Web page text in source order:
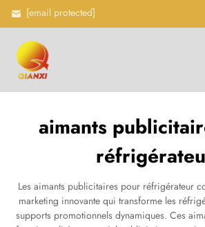
[email protected]
aimants
Les aimants publicitaires pour réfrigérateur
marketing innovante qui transforme les
supports promotionnels dynamiques. Ces